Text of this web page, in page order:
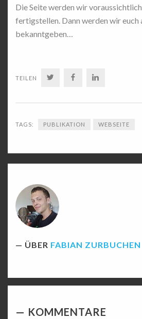
Die Seite werden wir
fertigstellen. Dann werden wir euch
bekanntgeben…
TEILEN TWITTERFACEBOOK
TAGS: PUBLIKATION WEBSEITE
ÜBER FABIAN ZURBUCHEN
KOMMENTARE